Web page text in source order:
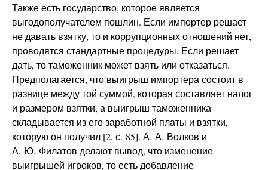
Также есть государство, которое является
выгодополучателем пошлин. Если импортер решает
не давать взятку, то и коррупционных отношений нет,
проводятся стандартные процедуры. Если решает
дать, то таможенник может взять или отказаться.
Предполагается, что выигрыш импортера состоит в
разнице между той суммой, которая составляет налог
и размером взятки, а выигрыш таможенника
складывается из его заработной платы и взятки,
которую он получил [2, с. 85]. А. А. Волков и
А. Ю. Филатов делают вывод, что изменение
выигрышей игроков, то есть добавление